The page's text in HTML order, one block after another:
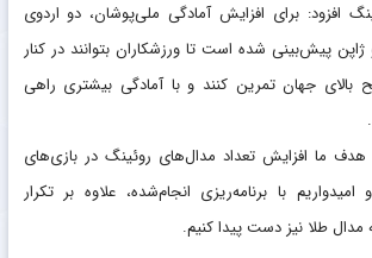
افزود: برای افزایش آمادگی ملی‌پوشان، دو اردوی
پیش‌بینی شده است تا ورزشکاران بتوانند در کنار
جهان تمرین کنند و با آمادگی بیشتری راهی
ما افزایش تعداد مدال‌های روئینگ در بازی‌های
با برنامه‌ریزی انجام‌شده، علاوه بر تکرار
طلا نیز دست پیدا کنیم.